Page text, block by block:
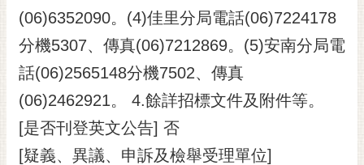
(06)6352090。(4)佳里分局電話(06)7224178
分機5307、傳真(06)7212869。(5)安南分局電
話(06)2565148分機7502、傳真
(06)2462921。 4.餘詳招標文件及附件等。
[是否刊登英文公告] 否
[疑義、異議、申訴及檢舉受理單位]